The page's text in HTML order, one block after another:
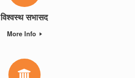
विश्वस्थ सभासद
More Info